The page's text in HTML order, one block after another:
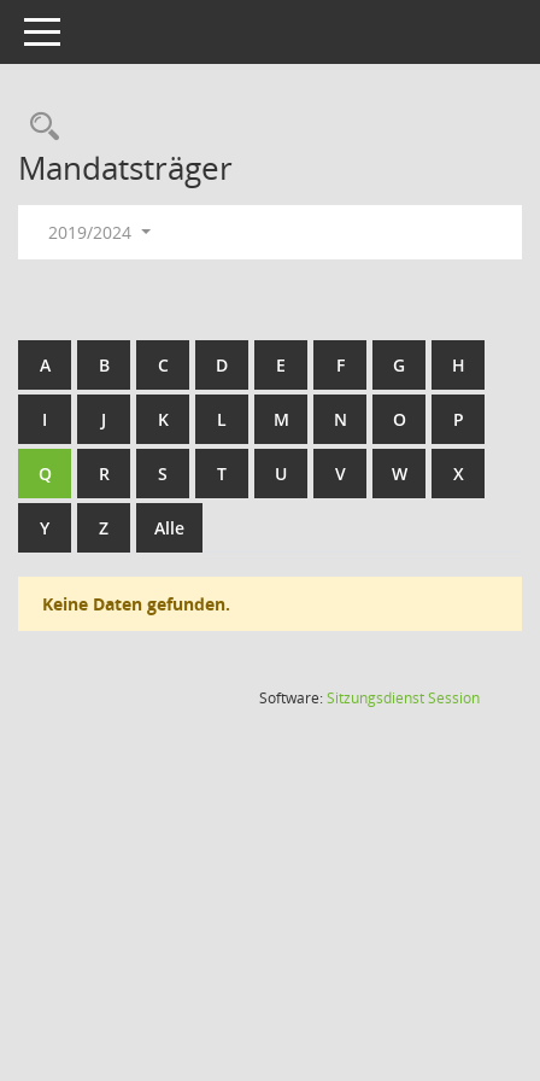
Toggle navigation
Rechercheauswahl
Mandatsträger
2019/2024
A B C D E F G H
I J K L M N O P
Q R S T U V W X
Y Z Alle
Keine Daten gefunden.
Software:SitzungsdienstSession(Wird in